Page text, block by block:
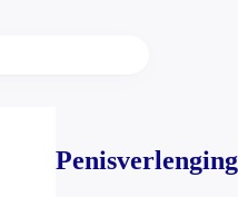
Penisverlenging